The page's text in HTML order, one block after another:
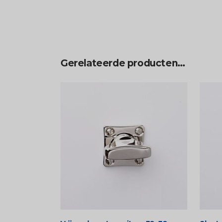
Gerelateerde producten…